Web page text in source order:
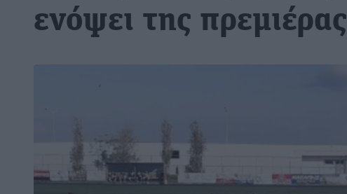
ενόψει της πρεμιέρας